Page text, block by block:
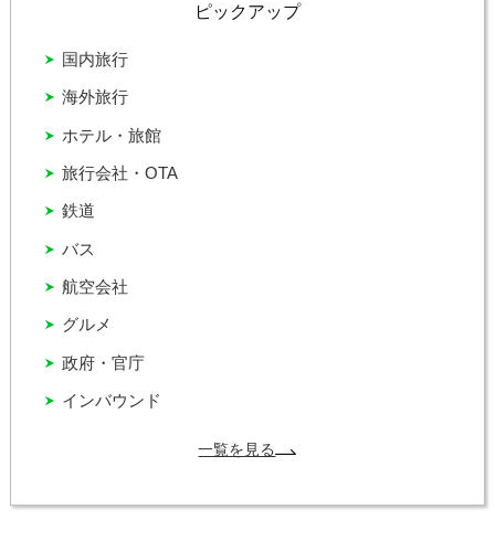
ピックアップ
インバウンド
グルメ
バス
ホテル・旅館
国内旅行
政府・官庁
旅行会社・OTA
海外旅行
航空会社
鉄道
一覧を見る